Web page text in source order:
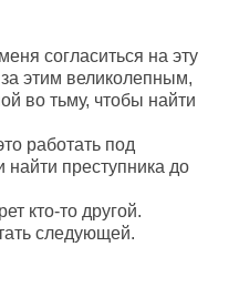
согласиться на эту
этим великолепным,
во тьму, чтобы найти
работать под
найти преступника до
кто-то другой.
следующей.